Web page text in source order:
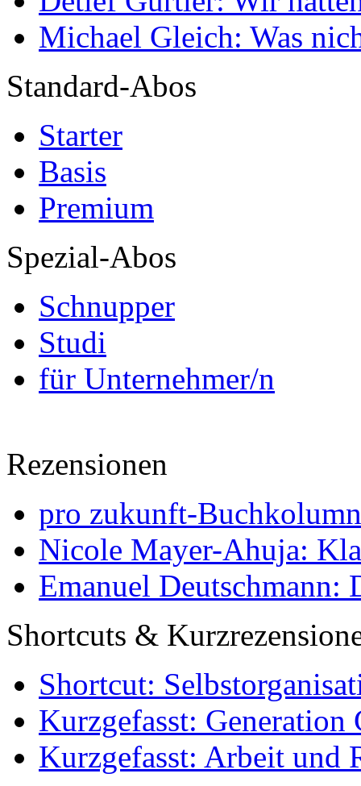
Michael Gleich: Was
Standard-Abos
Starter
Basis
Premium
Spezial-Abos
Schnupper
Studi
für Unternehmer/n
Rezensionen
pro zukunft-
Nicole Mayer-Ahuja:
Emanuel Deutschmann:
Shortcuts &
Shortcut:
Kurzgefasst: Generation
Kurzgefasst: Arbeit und